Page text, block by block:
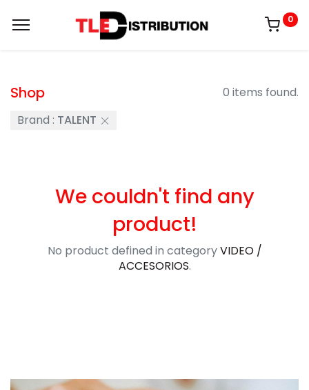
0
Shop
0 items found.
Brand : TALENT
We couldn't find any
product!
No product defined in categoryVIDEO /
ACCESORIOS.